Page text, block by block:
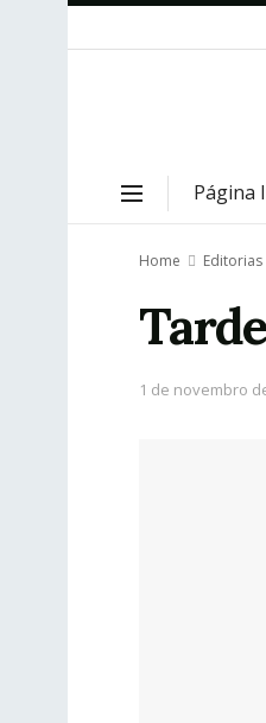
Página
Home Editorias
1 de novembro